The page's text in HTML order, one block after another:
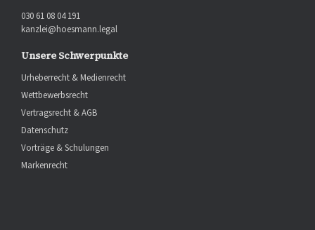
030 61 08 04 191
kanzlei@hoesmann.legal
Unsere Schwerpunkte
Urheberrecht & Medienrecht
Wettbewerbsrecht
Vertragsrecht & AGB
Datenschutz
Vorträge & Schulungen
Markenrecht